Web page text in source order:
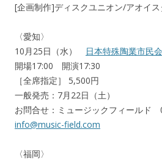
[企画制作]ディスクユニオン/アオイス
〈愛知〉
10月25日（水）
日本特殊陶業市民
開場17:00 開演17:30
［全席指定］ 5,500円
一般発売：7月22日（土）
お問合せ：ミュージックフィール
info@music-field.com
〈福岡〉